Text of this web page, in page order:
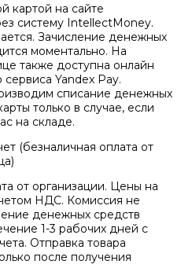
картой на сайте
систему IntellectMoney.
Зачисление денежных
моментально. На
также доступна онлайн
Yandex Pay.
списание денежных
только в случае, если
на складе.
(безналичная оплата от
от организации. Цены на
НДС. Комиссия не
денежных средств
1-3 рабочих дней с
Отправка товара
после получения